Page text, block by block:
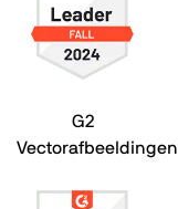
G2
Vectorafbeeldingen